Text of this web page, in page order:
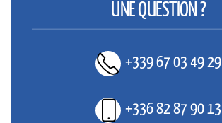
UNE QUESTION ?
+339 67 03 49 29
+336 82 87 90 13